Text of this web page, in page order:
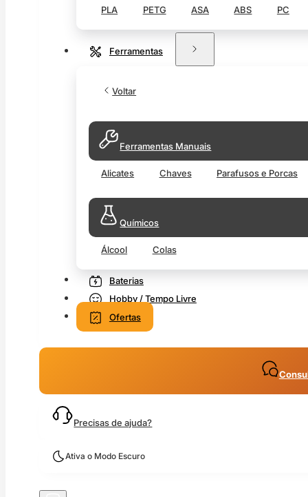
PLA PETG ASA ABS PC
Ferramentas
Voltar
Ferramentas Manuais
Alicates Chaves Parafusos e Porcas
Químicos
Álcool Colas
Baterias
Hobby / Tempo Livre
Ofertas
Precisas de ajuda?
Ativa o Modo Escuro